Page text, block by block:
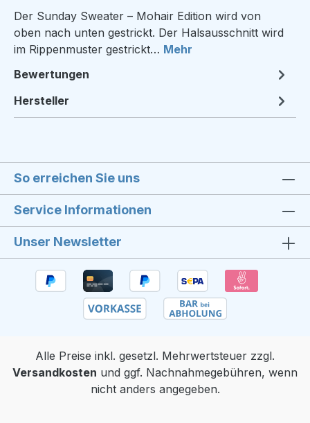
Der Sunday Sweater – Mohair Edition wird von
oben nach unten gestrickt. Der Halsausschnitt wird
im Rippenmuster gestrickt… Mehr
Bewertungen
Hersteller
So erreichen Sie uns
Service Informationen
Unser Newsletter
Alle Preise inkl. gesetzl. Mehrwertsteuer zzgl.
Versandkosten und ggf. Nachnahmegebühren, wenn
nicht anders angegeben.